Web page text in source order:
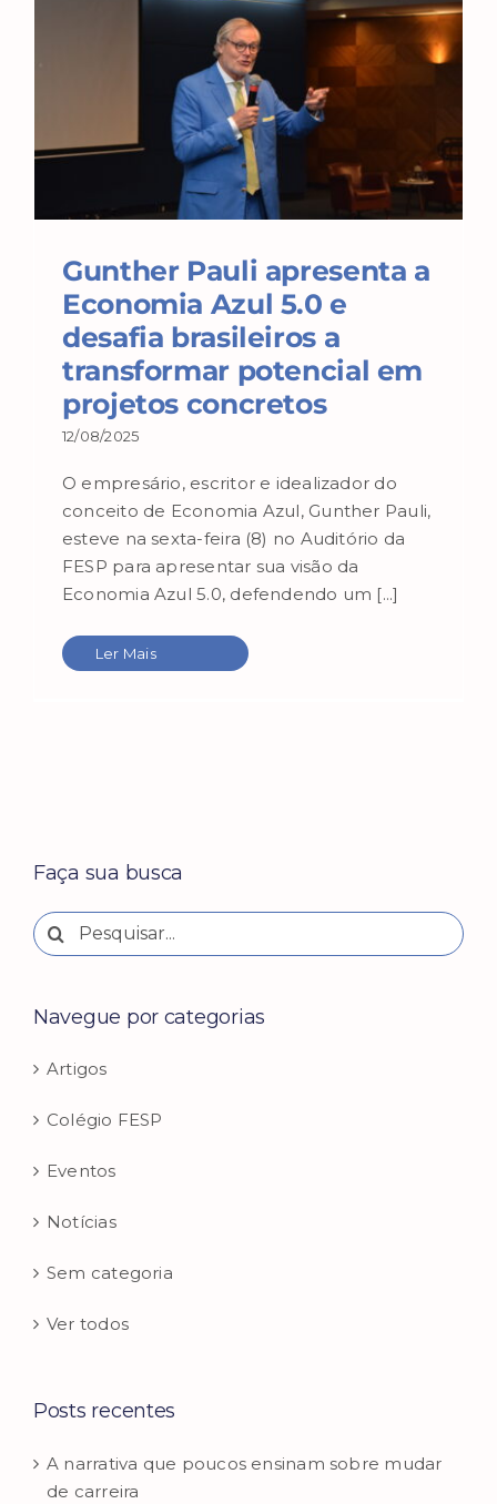
Gunther Pauli apresenta a
Economia Azul 5.0 e
desafia brasileiros a
transformar potencial em
projetos concretos
12/08/2025
O empresário, escritor e idealizador do
conceito de Economia Azul, Gunther Pauli,
esteve na sexta-feira (8) no Auditório da
FESP para apresentar sua visão da
Economia Azul 5.0, defendendo um [...]
Ler Mais
Faça sua busca
Buscar
resultados
Navegue por categorias
Artigos
Colégio FESP
Eventos
Notícias
Sem categoria
Ver todos
Posts recentes
A narrativa que poucos ensinam sobre mudar
de carreira